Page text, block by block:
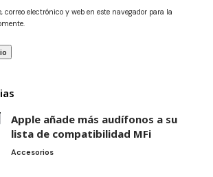
electrónico y web en este navegador para la
Apple añade más audífonos a su
lista de compatibilidad MFi
Accesorios